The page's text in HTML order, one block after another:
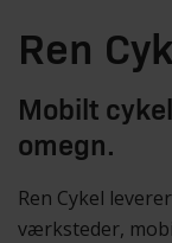
Ren
Mobilt
omegn.
Ren Cykel
værksteder,